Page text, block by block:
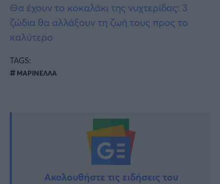
Θα έχουν το κοκαλάκι της νυχτερίδας: 3
ζώδια θα αλλάξουν τη ζωή τους προς το
καλύτερο
TAGS:
ΜΑΡΙΝΕΛΛΑ
Ακολουθήστε τις ειδήσεις του